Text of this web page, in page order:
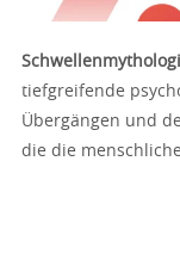
tiefgreifende
Übergängen und
die die